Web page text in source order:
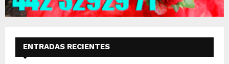
ENTRADAS RECIENTES